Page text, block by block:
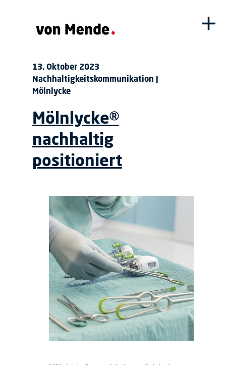
13. Oktober 2023
Nachhaltigkeitskommunikation |
Mölnlycke
Mölnlycke®
nachhaltig
positioniert